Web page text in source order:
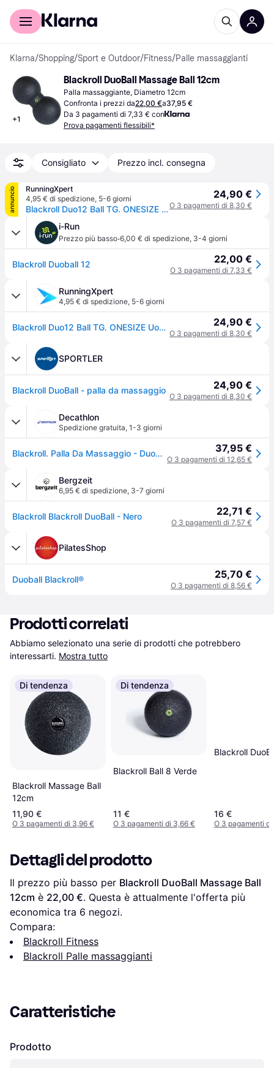
Per il tuo shopping
Klarna/Shopping/Sport e Outdoor/Fitness/Palle massaggianti
+1
Blackroll DuoBall Massage Ball 12cm
Palla massaggiante, Diametro 12cm
Confronta i prezzi da22,00 €a37,95 €
Da 3 pagamenti di 7,33 € con
Prova pagamenti flessibili*
Consigliato Prezzo incl. consegna
annuncio
RunningXpert
4,95 € di spedizione, 5-6 giorni
Blackroll Duo12 Ball TG. ONESIZE Uomo Accessori
24,90 €
O 3 pagamenti di 8,30 €
i-Run
Prezzo più basso·6,00 € di spedizione, 3-4 giorni
Blackroll Duoball 12 22,00 €
O 3 pagamenti di 7,33 €
RunningXpert
4,95 € di spedizione, 5-6 giorni
Blackroll Duo12 Ball TG. ONESIZE Uomo Accessori 24,90 €
O 3 pagamenti di 8,30 €
SPORTLER
Blackroll DuoBall - palla da massaggio 24,90 €
O 3 pagamenti di 8,30 €
Decathlon
Spedizione gratuita, 1-3 giorni
Blackroll. Palla Da Massaggio - Duoball - 12 Cm - Nero Palla Massaggiante Ritiro Gratis - nero - Senza taglia 37,95 €
O 3 pagamenti di 12,65 €
Bergzeit
6,95 € di spedizione, 3-7 giorni
Blackroll Blackroll DuoBall - Nero 22,71 €
O 3 pagamenti di 7,57 €
PilatesShop
Duoball Blackroll® 25,70 €
O 3 pagamenti di 8,56 €
Prodotti correlati
Abbiamo selezionato una serie di prodotti che potrebbero
interessarti. Mostra tutto
Di tendenza
Blackroll Massage Ball
12cm
11,90 €
O 3 pagamenti di 3,96 €
Di tendenza
Blackroll Ball 8 Verde
11 €
O 3 pagamenti di 3,66 €
Blackroll
16 €
O 3 pagamenti
Dettagli del prodotto
Il prezzo più basso per Blackroll DuoBall Massage Ball
12cm è 22,00 €. Questa è attualmente l'offerta più
economica tra 6 negozi.
Compara:
Blackroll Fitness
Blackroll Palle massaggianti
Caratteristiche
Prodotto